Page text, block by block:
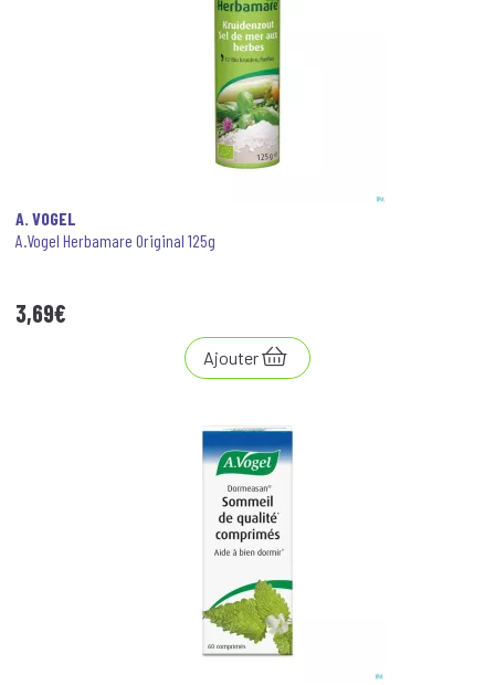
A. VOGEL
A.Vogel Herbamare Original 125g
3,69€
Ajouter